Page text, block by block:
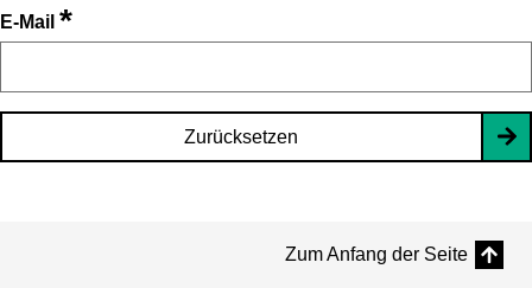
E-Mail *
Zurücksetzen
Zum Anfang der Seite